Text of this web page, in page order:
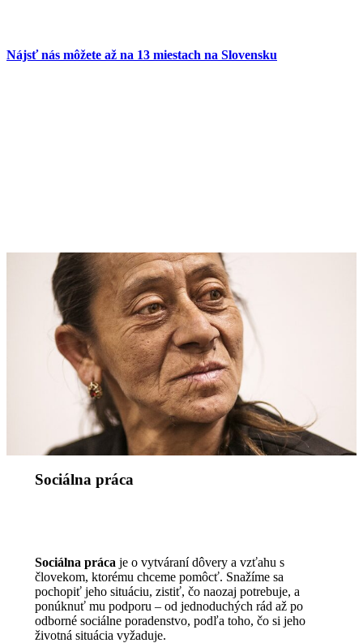
Nájsť nás môžete až na 13 miestach na Slovensku
Sociálna práca
Sociálna práca je o vytváraní dôvery a vzťahu s
človekom, ktorému chceme pomôcť. Snažíme sa
pochopiť jeho situáciu, zistiť, čo naozaj potrebuje, a
ponúknuť mu podporu – od jednoduchých rád až po
odborné sociálne poradenstvo, podľa toho, čo si jeho
životná situácia vyžaduje.